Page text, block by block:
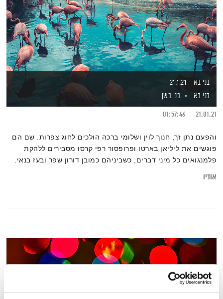
בני בא – 21.1.21
בני בא
בני בשן
21.01.21
01:57:46
והפעם נתן זך, חנוך לוין ושלומי ברכה הולכים לחוג צפרות. שם הם
פוגשים את ליליאן בארטו ופרופסור רפי קרסו מסבירים ללהקת
פלמנגואים כל מיני דברים, כשביניהם כמובן דורון שפר ובעז בנאי.
אודיו